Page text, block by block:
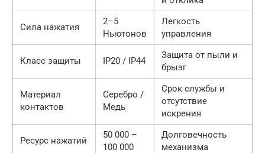
Сила нажатия
2–5
Ньютонов
Легкость
управления
Класс защиты IP20 / IP44
Защита от пыли и
брызг
Материал
контактов
Серебро /
Медь
Срок службы и
отсутствие
искрения
Ресурс нажатий
50 000 –
100 000
Долговечность
механизма